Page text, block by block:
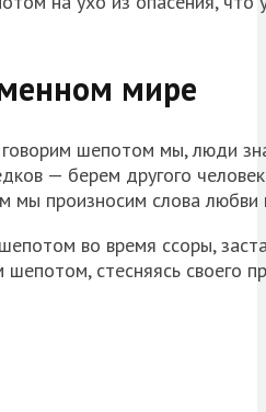
мире
шепотом мы, люди
— берем другого
произносим слова любви
во время ссоры,
стесняясь своего